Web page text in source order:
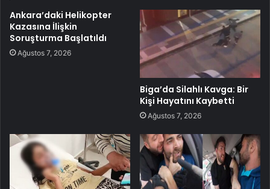
Ankara’daki Helikopter
Kazasına İlişkin
Soruşturma Başlatıldı
Ağustos 7, 2026
Biga’da Silahlı Kavga: Bir
Kişi Hayatını Kaybetti
Ağustos 7, 2026